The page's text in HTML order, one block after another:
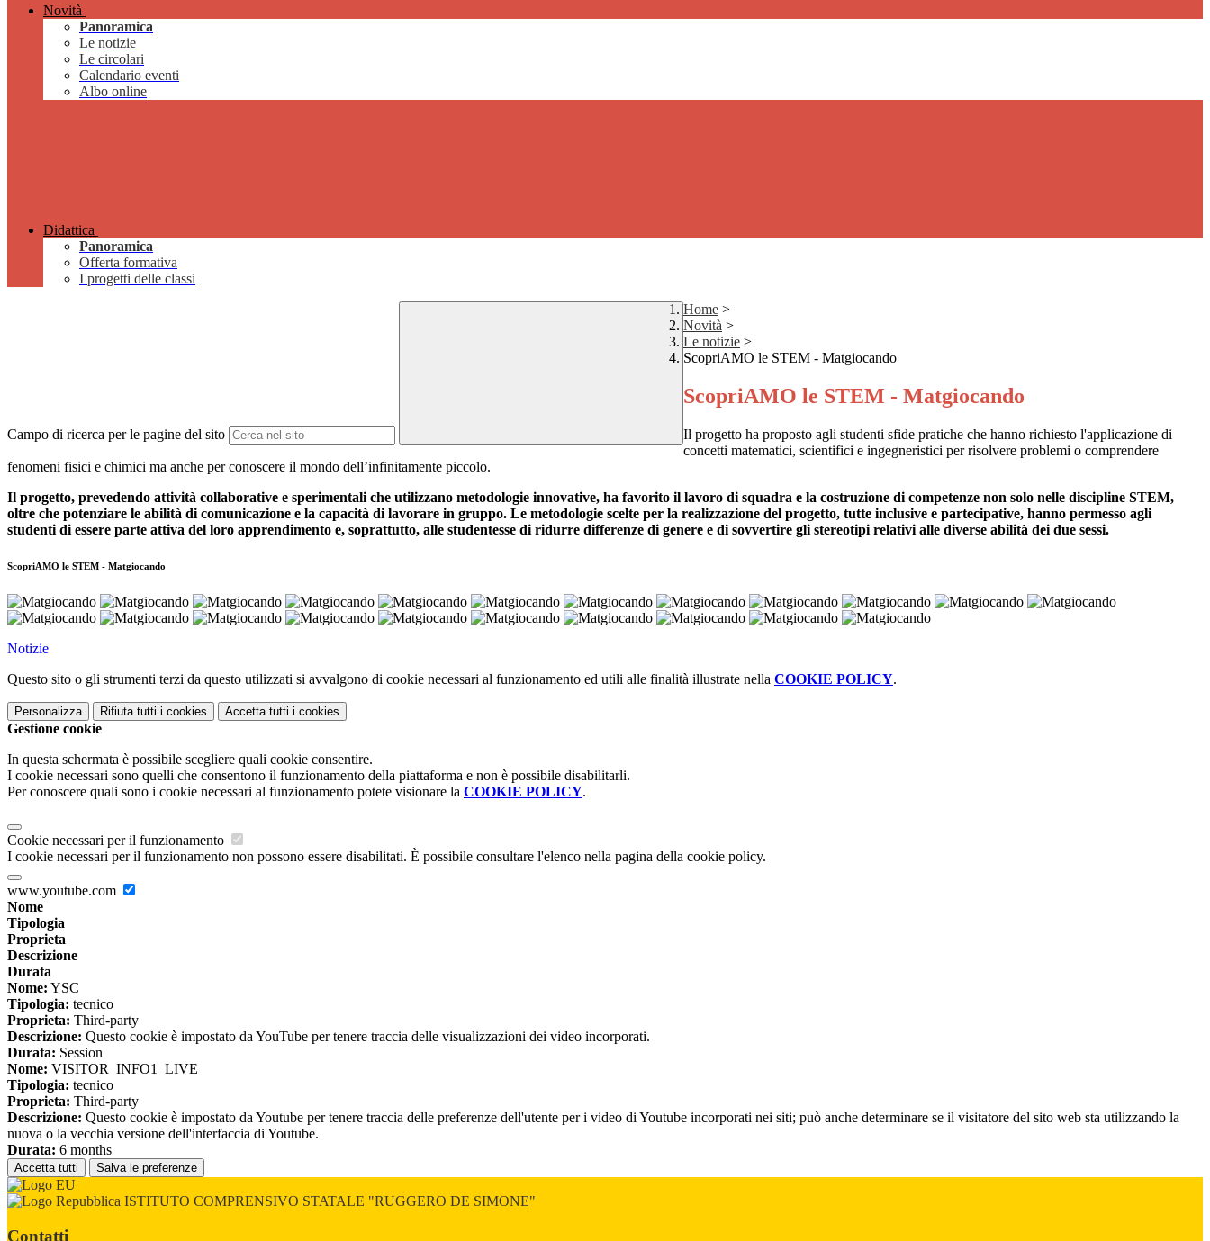
Novità
Panoramica
Le notizie
Le circolari
Calendario eventi
Albo online
Didattica
Panoramica
Offerta formativa
I progetti delle classi
Campo di ricerca per le pagine del sito
Home >
Novità >
Le notizie >
ScopriAMO le STEM - Matgiocando
ScopriAMO le STEM - Matgiocando
Il progetto ha proposto agli studenti sfide pratiche che hanno richiesto l'applicazione di
concetti matematici, scientifici e ingegneristici per risolvere problemi o comprendere
fenomeni fisici e chimici ma anche per conoscere il mondo dell’infinitamente piccolo.
Il progetto, prevedendo attività collaborative e sperimentali che utilizzano metodologie innovative, ha favorito il lavoro di squadra e la costruzione di competenze non solo nelle discipline STEM,
oltre che potenziare le abilità di comunicazione e la capacità di lavorare in gruppo. Le metodologie scelte per la realizzazione del progetto, tutte inclusive e partecipative, hanno permesso agli
studenti di essere parte attiva del loro apprendimento e, soprattutto, alle studentesse di ridurre differenze di genere e di sovvertire gli stereotipi relativi alle diverse abilità dei due sessi.
ScopriAMO le STEM - Matgiocando
Notizie
Questo sito o gli strumenti terzi da questo utilizzati si avvalgono di cookie necessari al funzionamento ed utili alle finalità illustrate nella COOKIE POLICY.
Personalizza Rifiuta tutti i cookies Accetta tutti i cookies
Gestione cookie
In questa schermata è possibile scegliere quali cookie consentire.
I cookie necessari sono quelli che consentono il funzionamento della piattaforma e non è possibile disabilitarli.
Per conoscere quali sono i cookie necessari al funzionamento potete visionare la COOKIE POLICY.
Cookie necessari per il funzionamento
I cookie necessari per il funzionamento non possono essere disabilitati. È possibile consultare l'elenco nella pagina della cookie policy.
www.youtube.com
Nome
Tipologia
Proprieta
Descrizione
Durata
Nome: YSC
Tipologia: tecnico
Proprieta: Third-party
Descrizione: Questo cookie è impostato da YouTube per tenere traccia delle visualizzazioni dei video incorporati.
Durata: Session
Nome: VISITOR_INFO1_LIVE
Tipologia: tecnico
Proprieta: Third-party
Descrizione: Questo cookie è impostato da Youtube per tenere traccia delle preferenze dell'utente per i video di Youtube incorporati nei siti; può anche determinare se il visitatore del sito web sta utilizzando la
nuova o la vecchia versione dell'interfaccia di Youtube.
Durata: 6 months
Accetta tutti Salva le preferenze
ISTITUTO COMPRENSIVO STATALE "RUGGERO DE SIMONE"
Contatti